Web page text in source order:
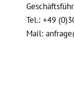
Tel.: +49
Mail: